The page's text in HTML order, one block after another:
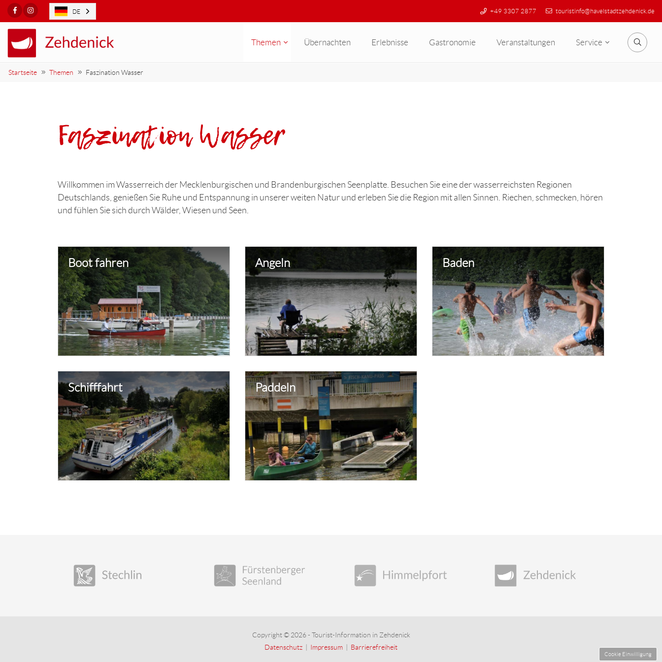
FacebookInstagram +49 3307 2877 touristinfo@havelstadtzehdenick.de
Themen Übernachten Erlebnisse Gastronomie Veranstaltungen Service Suche
Startseite Themen Faszination Wasser
Faszination Wasser
Willkommen im Wasserreich der Mecklenburgischen und Brandenburgischen Seenplatte. Besuchen Sie eine der wasserreichsten Regionen
Deutschlands, genießen Sie Ruhe und Entspannung in unserer weiten Natur und erleben Sie die Region mit allen Sinnen. Riechen, schmecken, hören
und fühlen Sie sich durch Wälder, Wiesen und Seen.
Boot fahren Angeln Baden
Schifffahrt Paddeln
Copyright © 2026 - Tourist-Information in Zehdenick
Datenschutz
Impressum Barrierefreiheit
DE
Cookie Einwilligung